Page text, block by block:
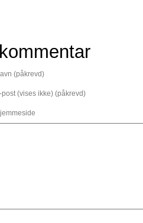
(påkrevd)
post (vises ikke) (påkrevd)